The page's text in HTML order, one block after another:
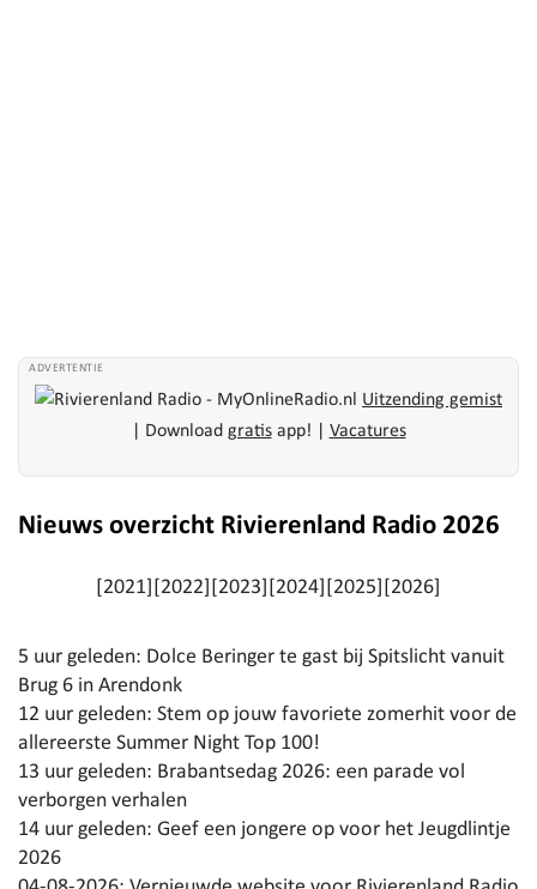
ADVERTENTIE
Uitzending gemist
Download gratisapp! Vacatures
Nieuws overzicht Rivierenland Radio 2026
[2021][2022][2023][2024][2025][2026]
5 uur geleden: Dolce Beringer te gast bij Spitslicht vanuit
Brug 6 in Arendonk
12 uur geleden: Stem op jouw favoriete zomerhit voor de
allereerste Summer Night Top 100!
13 uur geleden: Brabantsedag 2026: een parade vol
verborgen verhalen
14 uur geleden: Geef een jongere op voor het Jeugdlintje
2026